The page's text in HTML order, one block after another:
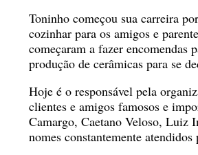
Toninho começou sua carreira
cozinhar para os amigos e
começaram a fazer encomendas
produção de cerâmicas para se
Hoje é o responsável pela
clientes e amigos famosos e
Camargo, Caetano Veloso, Luiz
nomes constantemente atendidos